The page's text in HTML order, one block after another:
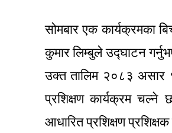
सोमबार एक कार्यक्रमका
कुमार लिम्बुले उद्घाटन
उक्त तालिम २०८३ असार
प्रशिक्षण कार्यक्रम चल्ने
आधारित प्रशिक्षण